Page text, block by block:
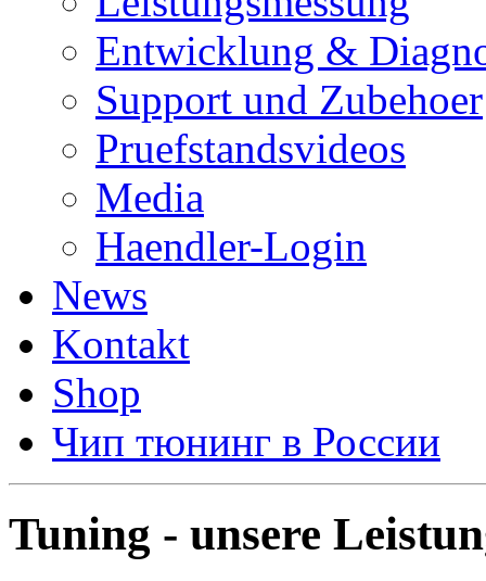
Entwicklung &
Support und Zubehoer
Pruefstandsvideos
Media
Haendler-Login
News
Kontakt
Shop
Чип тюнинг в России
Tuning - unsere